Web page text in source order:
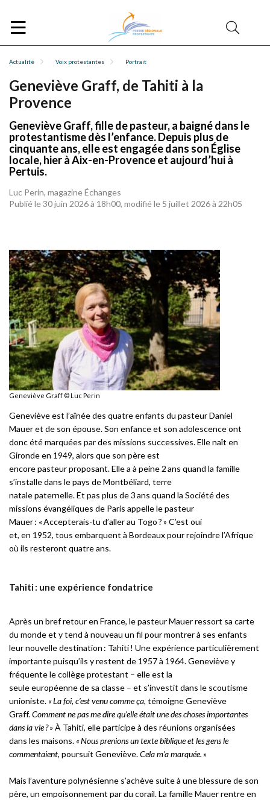
Actualité Voix protestantes Portrait
Geneviève Graff, de Tahiti à la
Provence
Geneviève Graff, fille de pasteur, a baigné dans le
protestantisme dès l’enfance. Depuis plus de
cinquante ans, elle est engagée dans son Église
locale, hier à Aix-en-Provence et aujourd’hui à
Pertuis.
Luc Perin, magazine Échanges
Publié le 30 juin 2026 à 18h00, modifié le 5 juillet 2026 à 22h05
Geneviève Graff © Luc Perin
Geneviève est l’aînée des quatre enfants du pasteur Daniel
Mauer et de son épouse. Son enfance et son adolescence ont
donc été marquées par des missions successives. Elle naît en
Gironde en 1949, alors que son père est
encore pasteur proposant. Elle a à peine 2 ans quand la famille
s’installe dans le pays de Montbéliard, terre
natale paternelle. Et pas plus de 3 ans quand la Société des
missions évangéliques de Paris appelle le pasteur
Mauer : « Accepterais-tu d’aller au Togo ? » C’est oui
et, en 1952, tous embarquent à Bordeaux pour rejoindre l’Afrique
où ils resteront quatre ans.
Tahiti : une expérience fondatrice
Après un bref retour en France, le pasteur Mauer ressort sa carte
du monde et y tend à nouveau un fil pour montrer à ses enfants
leur nouvelle destination : Tahiti ! Une expérience particulièrement
importante puisqu’ils y restent de 1957 à 1964. Geneviève y
fréquente le collège protestant – elle est la
seule européenne de sa classe – et s’investit dans le scoutisme
unioniste. « La foi, c’est venu comme ça, témoigne Geneviève
Graff.Comment ne pas me dire qu’elle était une des choses importantes
dans la vie ? »À Tahiti, elle participe à des réunions organisées
dans les maisons. « Nous prenions un texte biblique et les gens le
commentaient, poursuit Geneviève.Cela m’a marquée. »
Mais l’aventure polynésienne s’achève suite à une blessure de son
père, un empoisonnement par du corail. La famille Mauer rentre en